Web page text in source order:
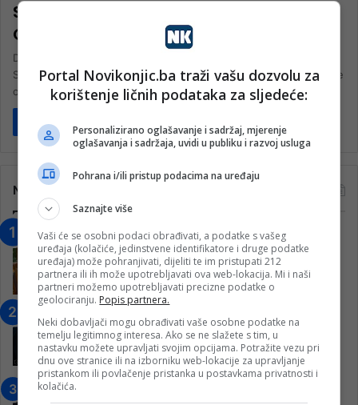
Sastanak u Vladi FBiH sa penzionerima:
Ovo su zaključci
Danas je održan sastanak čelnika Vlade FBiH sa predstavnicima
Saveza udruženja penzionera FBiH. Nakon sastanka javnosti su se
obratili predsjednik…
Pročitaj više
Najčitanije
“Obrazovanje gradi BiH-Jovan Divjak“
– Konjic je u posljednje 22 godine imao
25 ​​stipendista
15. Februara 2023.
Konjičanke cvijećem i besplatnim
ulazom na utakmicu
7. Marta 2025.
Portal Novikonjic.ba traži vašu dozvolu za
korištenje ličnih podataka za sljedeće:
Personalizirano oglašavanje i sadržaj, mjerenje
oglašavanja i sadržaja, uvidi u publiku i razvoj usluga
Pohrana i/ili pristup podacima na uređaju
Saznajte više
Vaši će se osobni podaci obrađivati, a podatke s vašeg
uređaja (kolačiće, jedinstvene identifikatore i druge podatke
uređaja) može pohranjivati, dijeliti te im pristupati 212
partnera ili ih može upotrebljavati ova web-lokacija. Mi i naši
partneri možemo upotrebljavati precizne podatke o
geolociranju. Popis partnera.
Neki dobavljači mogu obrađivati vaše osobne podatke na
temelju legitimnog interesa. Ako se ne slažete s tim, u
nastavku možete upravljati svojim opcijama. Potražite vezu pri
dnu ove stranice ili na izborniku web-lokacije za upravljanje
pristankom ili povlačenje pristanka u postavkama privatnosti i
kolačića.